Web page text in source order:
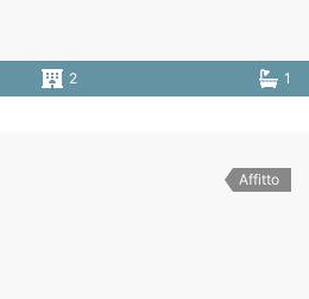
2 1
Affitto